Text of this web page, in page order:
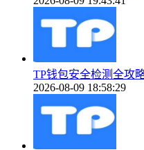
TP钱包安全检测全攻
2026-08-09 18:58:29